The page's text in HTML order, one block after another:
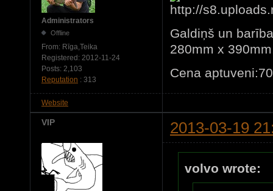
Administrators
Offline
From: Rīga,Teika
Registered: 2012-11-24
Posts: 2,103
Reputation : 313
Galdiņš un
280mm x
Cena
Website
VIP 2013-03-19
volvo wrote: